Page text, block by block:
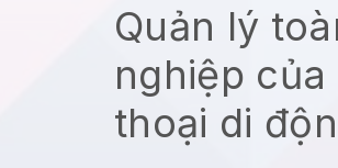
Quản lý
nghiệp
thoại di